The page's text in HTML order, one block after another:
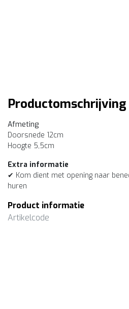
Productomschrijving
Afmeting
Doorsnede 12cm
Hoogte 5,5cm
Extra informatie
✔ Kom dient met opening naar
huren
Product informatie
Artikelcode